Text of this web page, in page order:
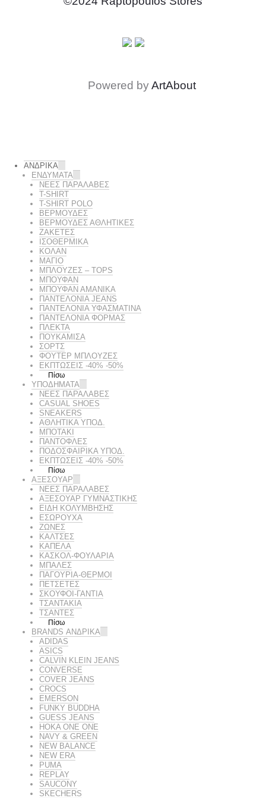
Powered byArtAbout
ΑΝΔΡΙΚΑ
ΕΝΔΥΜΑΤΑ
ΝΕΕΣ ΠΑΡΑΛΑΒΕΣ
T-SHIRT
T-SHIRT POLO
ΒΕΡΜΟΥΔΕΣ
ΒΕΡΜΟΥΔΕΣ ΑΘΛΗΤΙΚΕΣ
ΖΑΚΕΤΕΣ
ΙΣΟΘΕΡΜΙΚΆ
ΚΟΛΑΝ
ΜΑΓΙΟ
ΜΠΛΟΥΖΕΣ – TOPS
ΜΠΟΥΦΑΝ
ΜΠΟΥΦΆΝ ΑΜΆΝΙΚΑ
ΠΑΝΤΕΛΟΝΙΑ JEANS
ΠΑΝΤΕΛΟΝΙΑ ΥΦΑΣΜΑΤΙΝΑ
ΠΑΝΤΕΛΟΝΙΑ ΦΟΡΜΑΣ
ΠΛΕΚΤΑ
ΠΟΥΚΑΜΙΣΑ
ΣΟΡΤΣ
ΦΟΥΤΕΡ ΜΠΛΟΥΖΕΣ
ΕΚΠΤΏΣΕΙΣ -40% -50%
Πίσω
ΥΠΟΔΗΜΑΤΑ
ΝΕΕΣ ΠΑΡΑΛΑΒΕΣ
CASUAL SHOES
SNEAKERS
ΑΘΛΗΤΙΚΑ ΥΠΟΔ.
ΜΠΟΤΑΚΙ
ΠΑΝΤΟΦΛΕΣ
ΠΟΔΟΣΦΑΙΡΙΚΆ ΥΠΟΔ.
ΕΚΠΤΏΣΕΙΣ -40% -50%
Πίσω
ΑΞΕΣΟΥΑΡ
ΝΕΕΣ ΠΑΡΑΛΑΒΕΣ
ΑΞΕΣΟΥΑΡ ΓΥΜΝΑΣΤΙΚΗΣ
ΕΙΔΗ ΚΟΛΥΜΒΗΣΗΣ
ΕΣΩΡΟΥΧΑ
ΖΩΝΕΣ
ΚΑΛΤΣΕΣ
ΚΑΠΕΛΑ
ΚΑΣΚΟΛ-ΦΟΥΛΑΡΙΑ
ΜΠΑΛΕΣ
ΠΑΓΟΥΡΙΑ-ΘΕΡΜΟΙ
ΠΕΤΣΈΤΕΣ
ΣΚΟΥΦΟΙ-ΓΑΝΤΙΑ
ΤΣΑΝΤΑΚΙΑ
ΤΣΑΝΤΕΣ
Πίσω
BRANDS ΑΝΔΡΙΚΆ
ADIDAS
ASICS
CALVIN KLEIN JEANS
CONVERSE
COVER JEANS
CROCS
EMERSON
FUNKY BUDDHA
GUESS JEANS
HOKA ONE ONE
NAVY & GREEN
NEW BALANCE
NEW ERA
PUMA
REPLAY
SAUCONY
SKECHERS